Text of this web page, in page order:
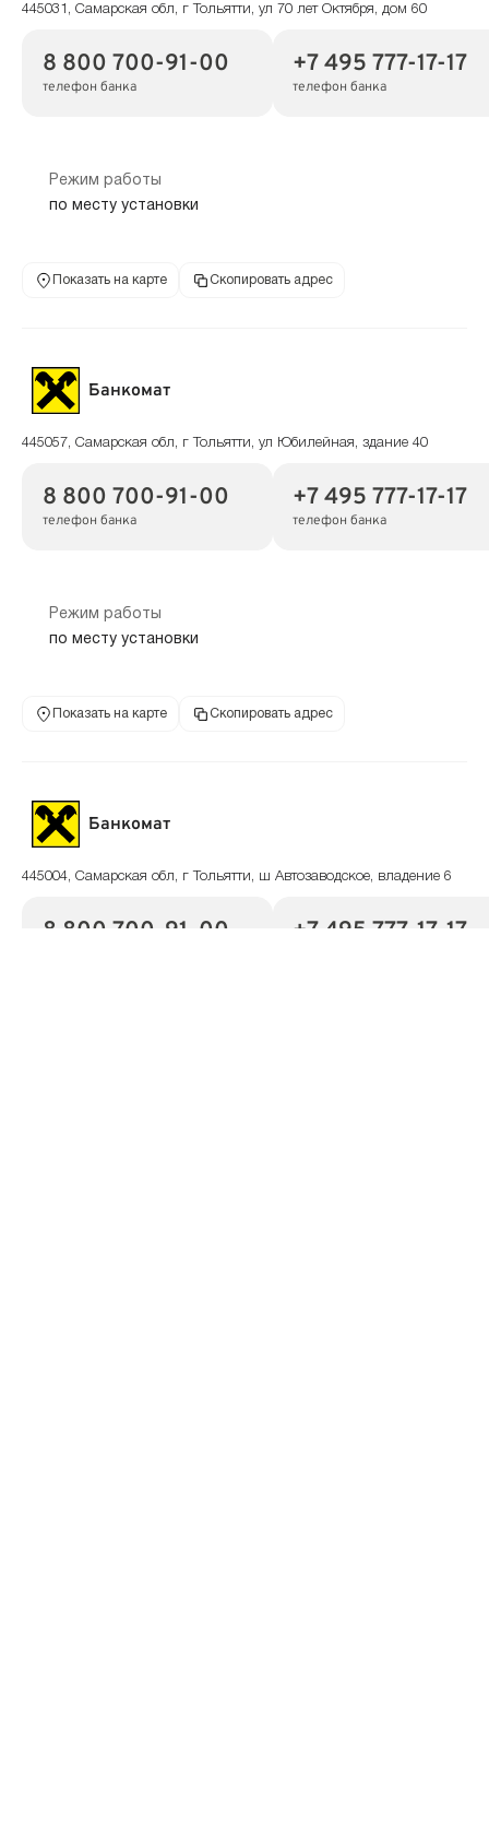
445031, Самарская обл, г Тольятти, ул 70 лет Октября, дом 60
8 800 700-91-00
телефон банка
+7 495 777-17-17
телефон банка
Режим работы
по месту установки
Показать на карте Скопировать адрес
Банкомат
445057, Самарская обл, г Тольятти, ул Юбилейная, здание 40
8 800 700-91-00
телефон банка
+7 495 777-17-17
телефон банка
Режим работы
по месту установки
Показать на карте Скопировать адрес
Банкомат
445004, Самарская обл, г Тольятти, ш Автозаводское, владение 6
8 800 700-91-00 +7 495 777-17-17